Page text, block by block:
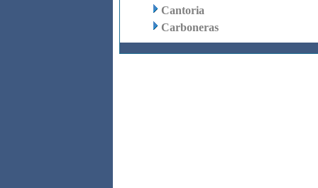
Cantoria
Carboneras